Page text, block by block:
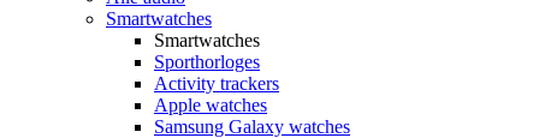
Smartwatches
Smartwatches
Sporthorloges
Activity trackers
Apple watches
Samsung Galaxy watches